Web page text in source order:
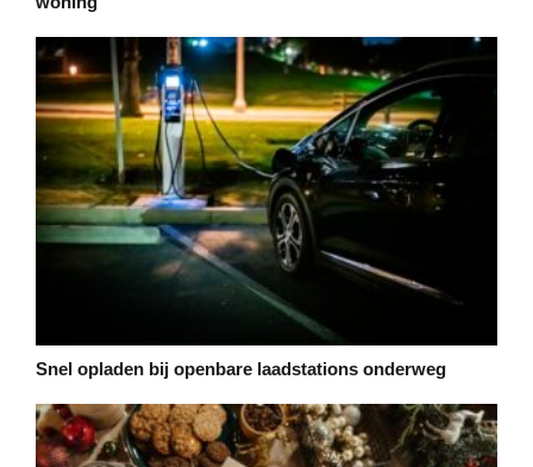
Snel opladen bij openbare laadstations onderweg